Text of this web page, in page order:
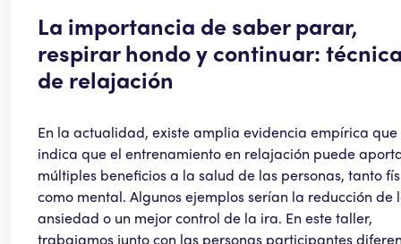
La importancia de saber parar,
respirar hondo y continuar:
de relajación
En la actualidad, existe amplia evidencia empírica que
indica que el entrenamiento en relajación puede
múltiples beneficios a la salud de las personas, tanto
como mental. Algunos ejemplos serían la reducción de
ansiedad o un mejor control de la ira. En este taller,
trabajamos junto con las personas participantes